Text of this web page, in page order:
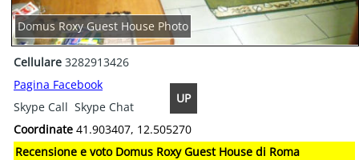
UP
Domus Roxy Guest House Photo
Cellulare 3282913426
Pagina Facebook
Skype Call Skype Chat
Coordinate 41.903407, 12.505270
Recensione e voto Domus Roxy Guest House di Roma